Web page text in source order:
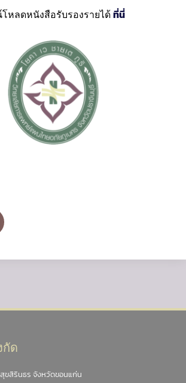
หลดหนังสือรับรองรายได้ที่นี่
ด
ขสิรินธร จังหวัดขอนแก่น